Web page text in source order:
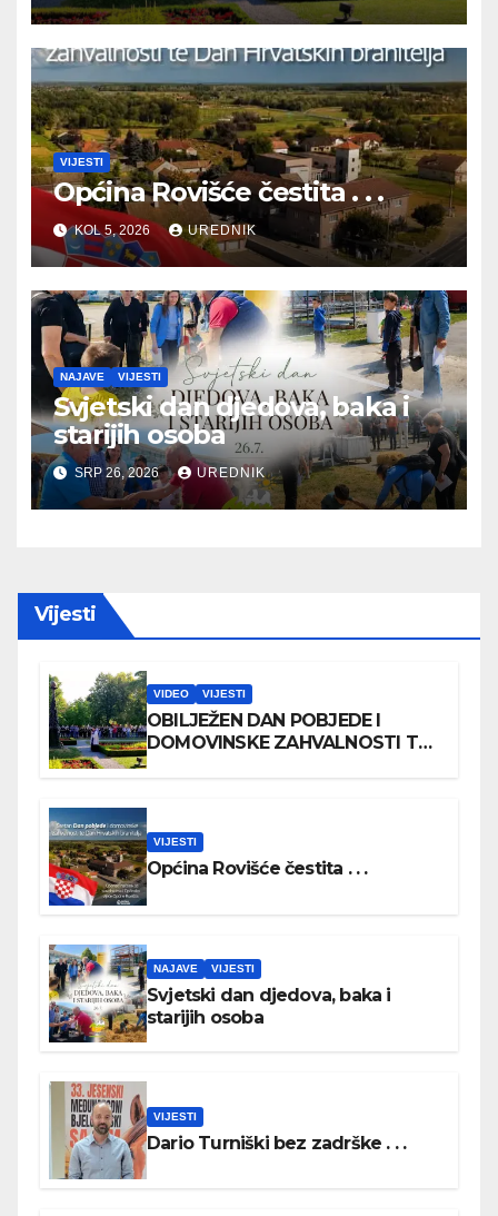
VIJESTI
Općina Rovišće čestita . . .
KOL 5, 2026 UREDNIK
NAJAVE VIJESTI
Svjetski dan djedova, baka i
starijih osoba
SRP 26, 2026 UREDNIK
Vijesti
VIDEO VIJESTI
OBILJEŽEN DAN POBJEDE I
DOMOVINSKE ZAHVALNOSTI TE
VIJESTI
Općina Rovišće čestita . . .
NAJAVE VIJESTI
Svjetski dan djedova, baka i
starijih osoba
VIJESTI
Dario Turniški bez zadrške . . .